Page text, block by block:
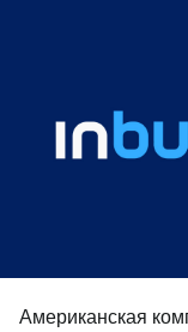
Американская